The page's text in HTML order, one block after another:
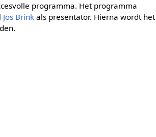
programma. Het programma
Jos Brink als presentator. Hierna wordt het